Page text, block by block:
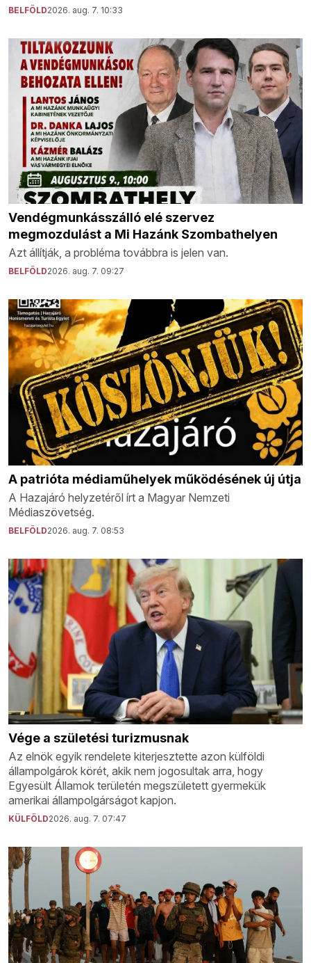
BELFÖLD2026. aug. 7. 10:33
Vendégmunkásszálló elé szervez
megmozdulást a Mi Hazánk Szombathelyen
Azt állítják, a probléma továbbra is jelen van.
BELFÖLD2026. aug. 7. 09:27
A patrióta médiaműhelyek működésének új útja
A Hazajáró helyzetéről írt a Magyar Nemzeti
Médiaszövetség.
BELFÖLD2026. aug. 7. 08:53
Vége a születési turizmusnak
Az elnök egyik rendelete kiterjesztette azon külföldi
állampolgárok körét, akik nem jogosultak arra, hogy
Egyesült Államok területén megszületett gyermekük
amerikai állampolgárságot kapjon.
KÜLFÖLD2026. aug. 7. 07:47